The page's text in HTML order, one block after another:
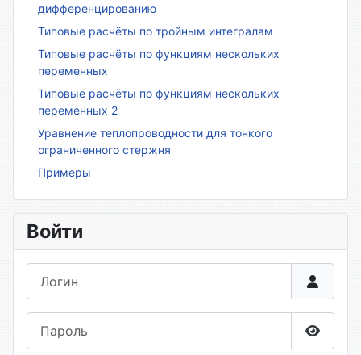
дифференцированию
Типовые расчёты по тройным интегралам
Типовые расчёты по функциям нескольких
переменных
Типовые расчёты по функциям нескольких
переменных 2
Уравнение теплопроводности для тонкого
ограниченного стержня
Примеры
Войти